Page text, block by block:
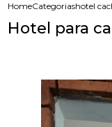
HomeCategoriashotel
Hotel para